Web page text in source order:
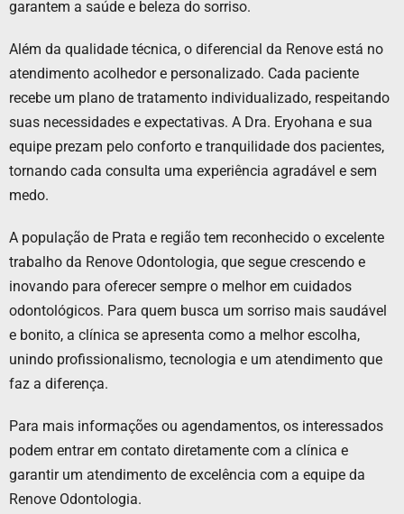
garantem a saúde e beleza do sorriso.
Além da qualidade técnica, o diferencial da Renove está no
atendimento acolhedor e personalizado. Cada paciente
recebe um plano de tratamento individualizado, respeitando
suas necessidades e expectativas. A Dra. Eryohana e sua
equipe prezam pelo conforto e tranquilidade dos pacientes,
tornando cada consulta uma experiência agradável e sem
medo.
A população de Prata e região tem reconhecido o excelente
trabalho da Renove Odontologia, que segue crescendo e
inovando para oferecer sempre o melhor em cuidados
odontológicos. Para quem busca um sorriso mais saudável
e bonito, a clínica se apresenta como a melhor escolha,
unindo profissionalismo, tecnologia e um atendimento que
faz a diferença.
Para mais informações ou agendamentos, os interessados
podem entrar em contato diretamente com a clínica e
garantir um atendimento de excelência com a equipe da
Renove Odontologia.